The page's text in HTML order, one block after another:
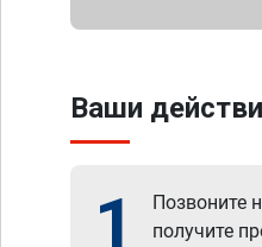
Ваши
1 Позвоните
получите